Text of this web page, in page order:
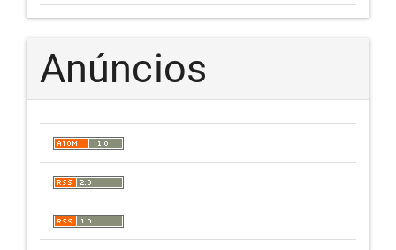
Anúncios